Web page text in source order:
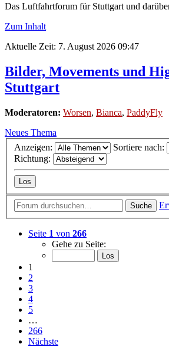
Das Luftfahrtforum für Stuttgart und
Zum Inhalt
Aktuelle Zeit: 7. August 2026 09:47
Bilder, Movements und
Stuttgart
Moderatoren: Worsen, Bianca, PaddyFly
Neues Thema
Anzeigen:
Sortiere nach:
Richtung:
Suche
Seite 1 von 266
Gehe zu Seite:
1
2
3
4
5
…
266
Nächste